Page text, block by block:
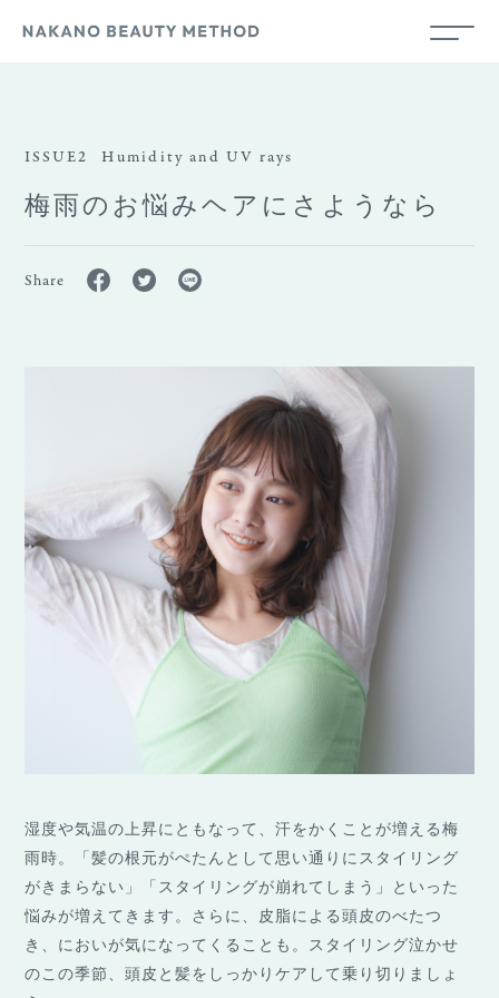
ISSUE2 Humidity and UV rays
梅雨のお悩みヘアにさようなら
Share
湿度や気温の上昇にともなって、汗をかくことが増える梅
雨時。「髪の根元がぺたんとして思い通りにスタイリング
がきまらない」「スタイリングが崩れてしまう」といった
悩みが増えてきます。さらに、皮脂による頭皮のべたつ
き、においが気になってくることも。スタイリング泣かせ
のこの季節、頭皮と髪をしっかりケアして乗り切りましょ